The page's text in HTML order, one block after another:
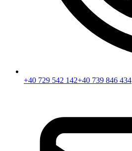
+40 729 542 142+40 739 846 434